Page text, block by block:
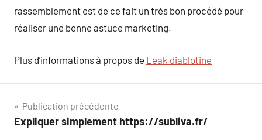
rassemblement est de ce fait un très bon procédé pour
réaliser une bonne astuce marketing.
Plus d’informations à propos de Leak diablotine
Navigation
de
Publication précédente
Expliquer simplement https://subliva.fr/